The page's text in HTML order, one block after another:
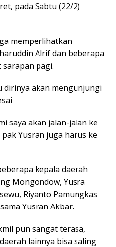
pada Sabtu (22/2)
memperlihatkan
Alrif dan beberapa
pagi.
dirinya akan mengunjungi
saya akan jalan-jalan ke
Yusran juga harus ke
kepala daerah
Mongondow, Yusra
Riyanto Pamungkas
Yusran Akbar.
pun sangat terasa,
lainnya bisa saling